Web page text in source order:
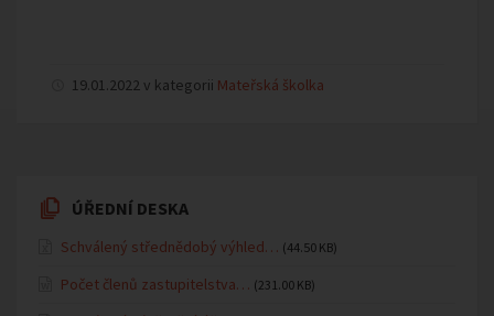
19.01.2022 v kategorii Mateřská školka
ÚŘEDNÍ DESKA
Schválený střednědobý výhled… (44.50 KB)
Počet členů zastupitelstva… (231.00 KB)